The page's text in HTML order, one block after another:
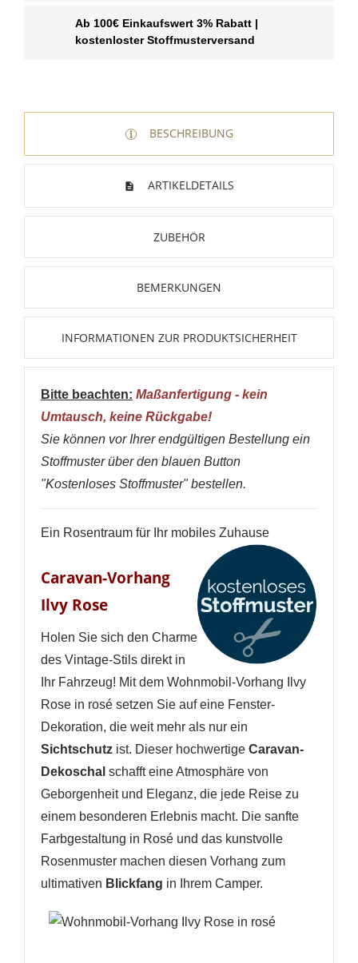
Ab 100€ Einkaufswert 3% Rabatt |
kostenloster Stoffmusterversand
BESCHREIBUNG
ARTIKELDETAILS
ZUBEHÖR
BEMERKUNGEN
INFORMATIONEN ZUR PRODUKTSICHERHEIT
Bitte beachten: Maßanfertigung - kein
Umtausch, keine Rückgabe!
Sie können vor Ihrer endgültigen Bestellung ein
Stoffmuster über den blauen Button
"Kostenloses Stoffmuster" bestellen.
Ein Rosentraum für Ihr mobiles Zuhause
Caravan-Vorhang
Ilvy Rose
Holen Sie sich den Charme
des Vintage-Stils direkt in
Ihr Fahrzeug! Mit dem Wohnmobil-Vorhang Ilvy
Rose in rosé setzen Sie auf eine Fenster-
Dekoration, die weit mehr als nur ein
Sichtschutz ist. Dieser hochwertige Caravan-
Dekoschal schafft eine Atmosphäre von
Geborgenheit und Eleganz, die jede Reise zu
einem besonderen Erlebnis macht. Die sanfte
Farbgestaltung in Rosé und das kunstvolle
Rosenmuster machen diesen Vorhang zum
ultimativen Blickfang in Ihrem Camper.